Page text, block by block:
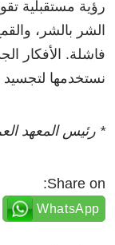
رؤية مستقبلية
الشر بالشر،
فاشلة. الأفكار
نستخدمها لتجسيد
* رئيس المعهد
Share on:
WhatsApp